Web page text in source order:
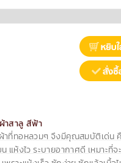
าสาลู สีฟ้า
าที่ทอหลวมๆ จึงมีคุณสมบัติเด่น
แห้งไว ระบายอากาศดี เหมาะที่จ